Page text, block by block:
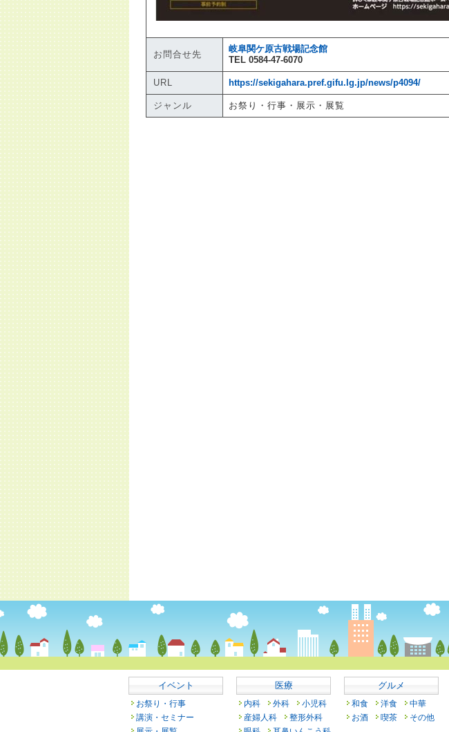
お問合せ先
岐阜関ケ原古戦場記念館
TEL 0584-47-6070
URL https://sekigahara.pref.gifu.lg.jp/news/p4094/
ジャンル お祭り・行事・展示・展覧
イベント
お祭り・行事
講演・セミナー
医療
内科 外科
小児科
産婦人科
整形外科
グルメ
和食 洋食
中華
お酒
喫茶 その他